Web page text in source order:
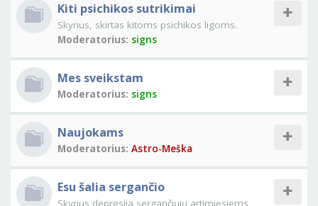
Kiti psichikos sutrikimai
Skyrius, skirtas kitoms psichikos ligoms.
Moderatorius: signs
Mes sveikstam
Moderatorius: signs
Naujokams
Moderatorius: Astro-Meška
Esu šalia sergančio
Skyrius depresija sergančiųjų artimiesiems